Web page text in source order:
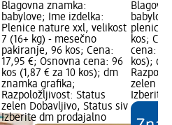
Blagovna znamka:
babylove; Ime izdelka:
Plenice nature xxl, velikost
7 (16+ kg) - mesečno
pakiranje, 96 kos; Cena:
17,95 €; Osnovna cena: 96
kos (1,87 € za 10 kos); dm
znamka grafika;
Razpoložljivost: Status
zelen Dobavljivo, Status siv
Izberite dm prodajalno
plenice
kos;
cena: 27
kos);
zelen
Izberite